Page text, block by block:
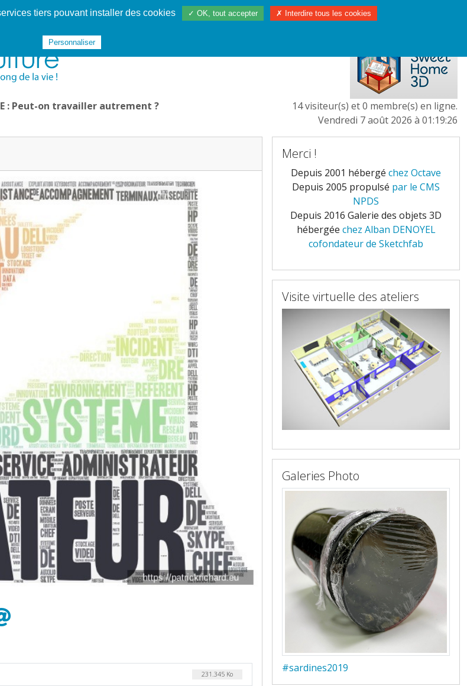
Les services De 1995 à 2020 TÉC 1997/2023 L'EUROPE
: Peut-on travailler autrement ?
14 visiteur(s) et 0 membre(s) en ligne.
Vendredi 7 août 2026 à 01:19:26
231.345 Ko
Merci !
Depuis 2001 hébergé chez Octave
Depuis 2005 propulsé par le CMS
NPDS
Depuis 2016 Galerie des objets 3D
hébergée chez Alban DENOYEL
cofondateur de Sketchfab
Visite virtuelle des ateliers
Galeries Photo
#sardines2019
tiers pouvant installer des cookies ✓ OK, tout accepter ✗ Interdire tous les cookies
Personnaliser